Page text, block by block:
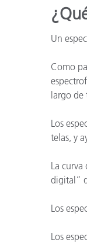
Un
Como
largo de
Los
telas, y
La
digital”
Los
Los